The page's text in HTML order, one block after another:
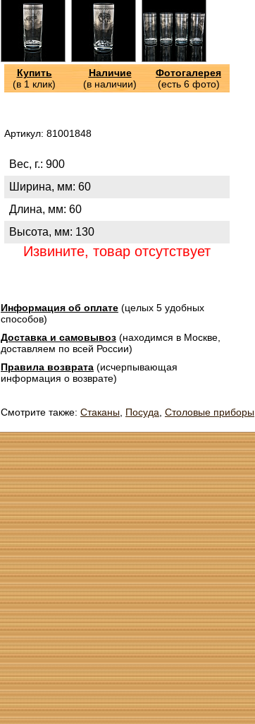
Купить
(в 1 клик)
Наличие
(в наличии)
Фотогалерея
(есть 6 фото)
Артикул: 81001848
Вес, г.: 900
Ширина, мм: 60
Длина, мм: 60
Высота, мм: 130
Извините, товар отсутствует
Информация об оплате (целых 5 удобных
способов)
Доставка и самовывоз (находимся в Москве,
доставляем по всей России)
Правила возврата (исчерпывающая
информация о возврате)
Смотрите также: Стаканы Посуда Столовые приборы